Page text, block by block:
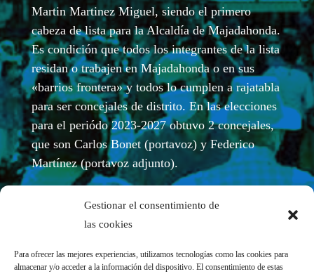
Gestionar el consentimiento de
las cookies
Para ofrecer las mejores experiencias, utilizamos tecnologías como las cookies para
almacenar y/o acceder a la información del dispositivo. El consentimiento de estas
Martin Martinez Miguel, siendo el primero
cabeza de lista para la Alcaldía de Majadahonda.
Es condición que todos los integrantes de la lista
residan o trabajen en Majadahonda o en sus
«barrios frontera» y todos lo cumplen a rajatabla
para ser concejales de distrito. En las elecciones
para el periódo 2023-2027 obtuvo 2 concejales,
que son Carlos Bonet (portavoz) y Federico
Martínez (portavoz adjunto).